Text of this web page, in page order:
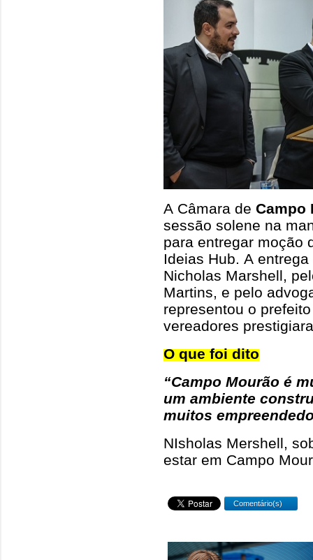
A Câmara de Campo
sessão solene na
para entregar moção
Ideias Hub. A
Nicholas Marshell,
Martins, e pelo
representou o
vereadores
O que foi dito
“Campo Mourão é
um ambiente
muitos
NIsholas Mershell,
estar em Campo
Comentário(s)